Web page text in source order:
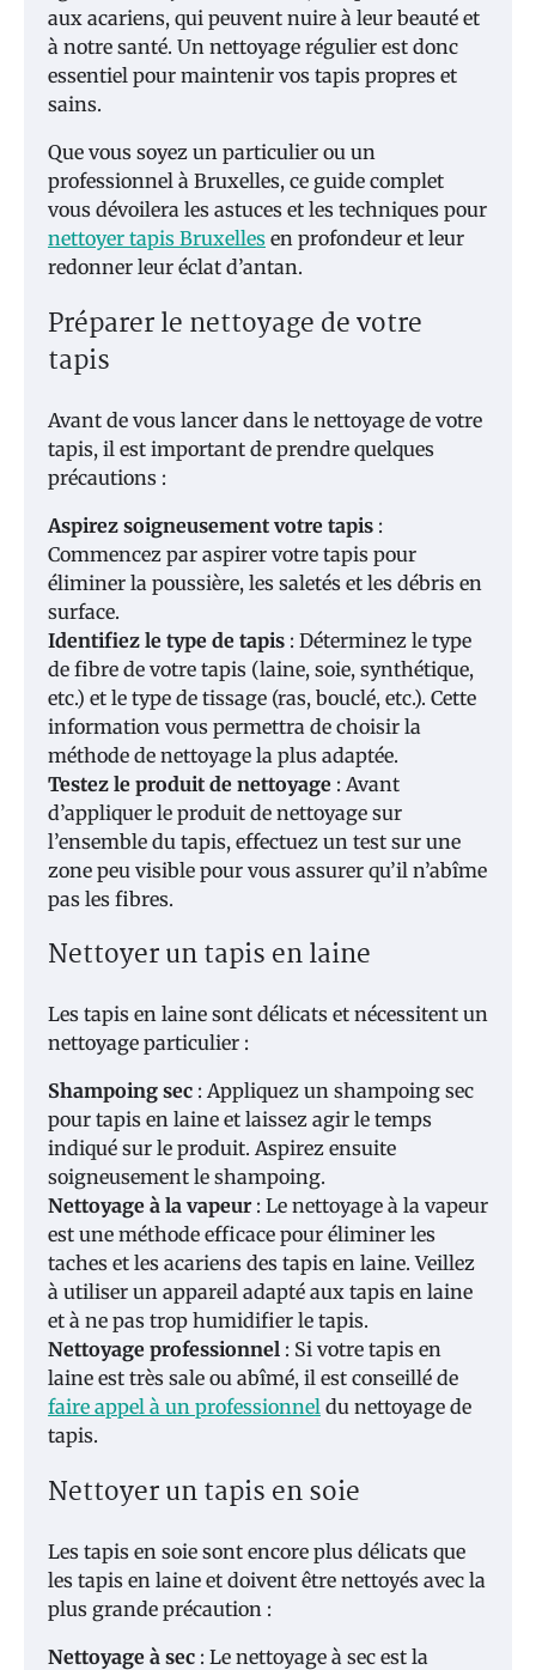
aux acariens, qui peuvent nuire à leur beauté et
à notre santé. Un nettoyage régulier est donc
essentiel pour maintenir vos tapis propres et
sains.
Que vous soyez un particulier ou un
professionnel à Bruxelles, ce guide complet
vous dévoilera les astuces et les techniques pour
nettoyer tapis Bruxelles en profondeur et leur
redonner leur éclat d’antan.
Préparer le nettoyage de votre
tapis
Avant de vous lancer dans le nettoyage de votre
tapis, il est important de prendre quelques
précautions :
Aspirez soigneusement votre tapis :
Commencez par aspirer votre tapis pour
éliminer la poussière, les saletés et les débris en
surface.
Identifiez le type de tapis : Déterminez le type
de fibre de votre tapis (laine, soie, synthétique,
etc.) et le type de tissage (ras, bouclé, etc.). Cette
information vous permettra de choisir la
méthode de nettoyage la plus adaptée.
Testez le produit de nettoyage : Avant
d’appliquer le produit de nettoyage sur
l’ensemble du tapis, effectuez un test sur une
zone peu visible pour vous assurer qu’il n’abîme
pas les fibres.
Nettoyer un tapis en laine
Les tapis en laine sont délicats et nécessitent un
nettoyage particulier :
Shampoing sec : Appliquez un shampoing sec
pour tapis en laine et laissez agir le temps
indiqué sur le produit. Aspirez ensuite
soigneusement le shampoing.
Nettoyage à la vapeur : Le nettoyage à la vapeur
est une méthode efficace pour éliminer les
taches et les acariens des tapis en laine. Veillez
à utiliser un appareil adapté aux tapis en laine
et à ne pas trop humidifier le tapis.
Nettoyage professionnel : Si votre tapis en
laine est très sale ou abîmé, il est conseillé de
faire appel à un professionnel du nettoyage de
tapis.
Nettoyer un tapis en soie
Les tapis en soie sont encore plus délicats que
les tapis en laine et doivent être nettoyés avec la
plus grande précaution :
Nettoyage à sec : Le nettoyage à sec est la